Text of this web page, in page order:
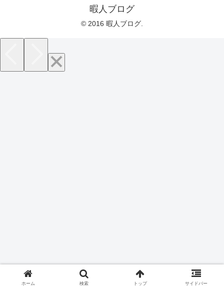
暇人ブログ
© 2016 暇人ブログ.
ホーム 検索 トップ サイドバー